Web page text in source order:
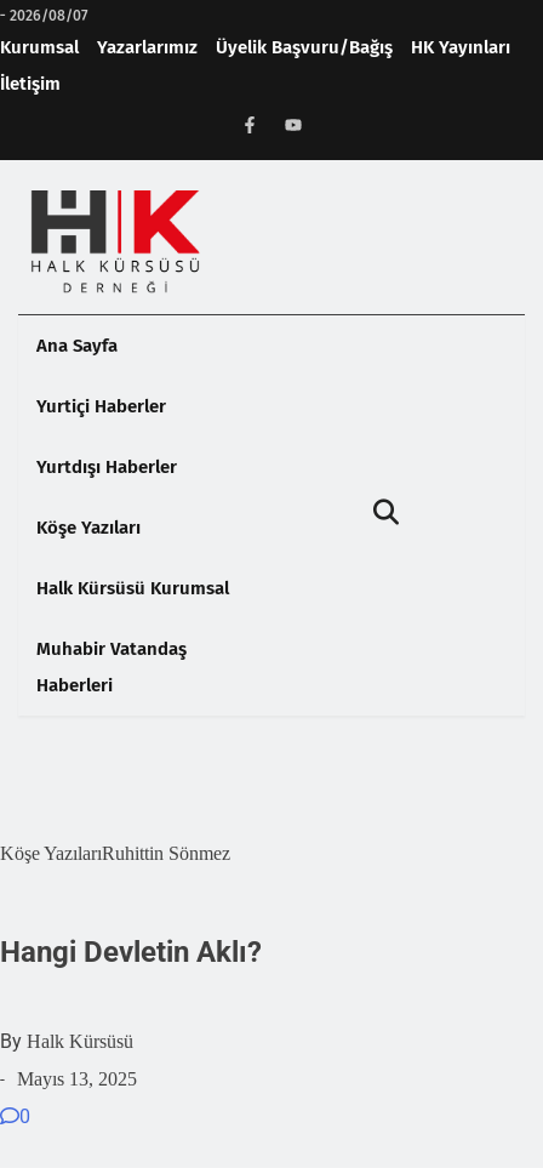
- 2026/08/07
Kurumsal Yazarlarımız Üyelik Başvuru/Bağış
HK Yayınları
İletişim
Ana Sayfa
Yurtiçi Haberler
Yurtdışı Haberler
Köşe Yazıları
Halk Kürsüsü Kurumsal
Muhabir Vatandaş
Haberleri
Köşe YazılarıRuhittin Sönmez
Hangi Devletin Aklı?
By Halk Kürsüsü
- Mayıs 13, 2025
0